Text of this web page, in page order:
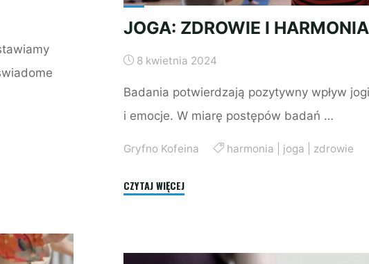
JOGA: ZDROWIE I HARMONIA
8 kwietnia 2024
Badania potwierdzają pozytywny wpływ
i emocje. W miarę postępów badań …
Gryfno Kofeina harmonia joga zdrowie
CZYTAJ WIĘCEJ"JOGA: